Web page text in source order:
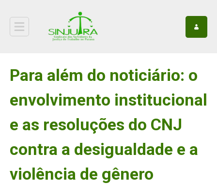
Para além do noticiário: o
envolvimento institucional
e as resoluções do CNJ
contra a desigualdade e a
violência de gênero